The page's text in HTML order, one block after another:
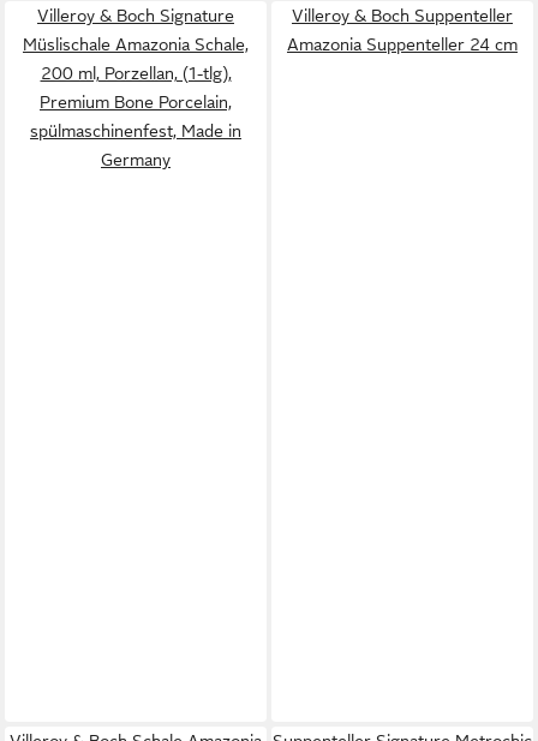
Villeroy & Boch Signature
Müslischale Amazonia Schale,
200 ml, Porzellan, (1-tlg),
Premium Bone Porcelain,
spülmaschinenfest, Made in
Germany
Villeroy & Boch Suppenteller
Amazonia Suppenteller 24 cm